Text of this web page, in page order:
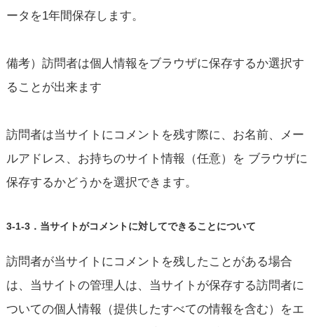
ータを1年間保存します。
備考）訪問者は個人情報をブラウザに保存するか選択す
ることが出来ます
訪問者は当サイトにコメントを残す際に、お名前、メー
ルアドレス、お持ちのサイト情報（任意）を ブラウザに
保存するかどうかを選択できます。
3-1-3．当サイトがコメントに対してできることについて
訪問者が当サイトにコメントを残したことがある場合
は、当サイトの管理人は、当サイトが保存する訪問者に
ついての個人情報（提供したすべての情報を含む）をエ